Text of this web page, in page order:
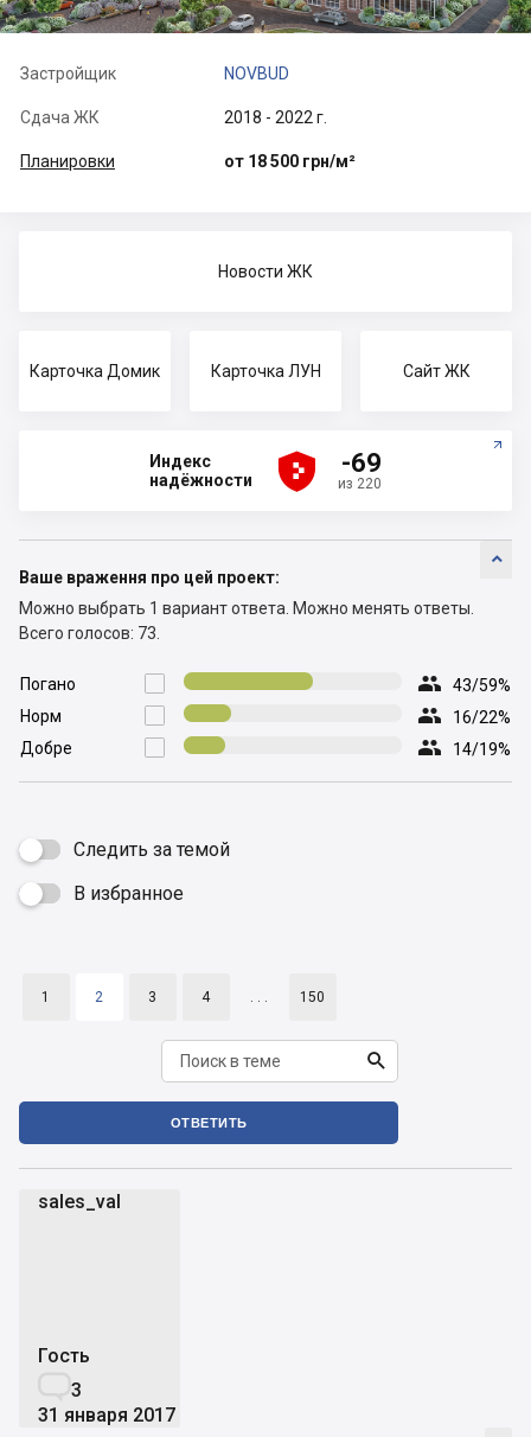
Застройщик NOVBUD
Сдача ЖК 2018 - 2022 г.
Планировки от 18 500 грн/м²
Новости ЖК
Карточка Домик Карточка ЛУН Сайт ЖК
Индекс
надёжности




 -69
из 220

Ваше враження про цей проект:
Можно выбрать 1 вариант ответа. Можно менять ответы.
Всего голосов: 73.

Погано  43/59%

Норм  16/22%

Добре  14/19%
Следить за темой
 В избранное
1 2 3 4 . . . 150

ОТВЕТИТЬ
sales_val
Гость
3
31 января 2017